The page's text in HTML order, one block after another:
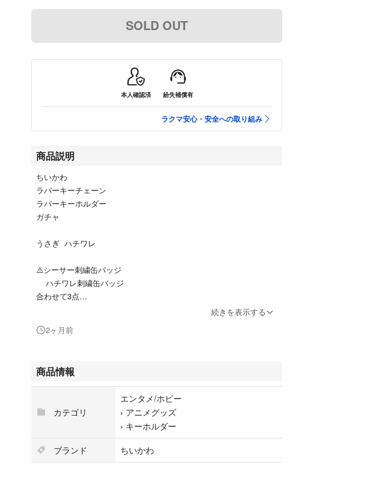
SOLD OUT
本人確認済 紛失補償有
ラクマ安心・安全への取り組み
商品説明
ちいかわ
ラバーキーチェーン
ラバーキーホルダー
ガチャ
うさぎ ハチワレ
⚠️シーサー刺繍缶バッジ
ハチワレ刺繍缶バッジ
合わせて3点
続きを表示する
2ヶ月前
商品情報
カテゴリ
エンタメ/ホビー
› アニメグッズ
› キーホルダー
ブランド
ちいかわ